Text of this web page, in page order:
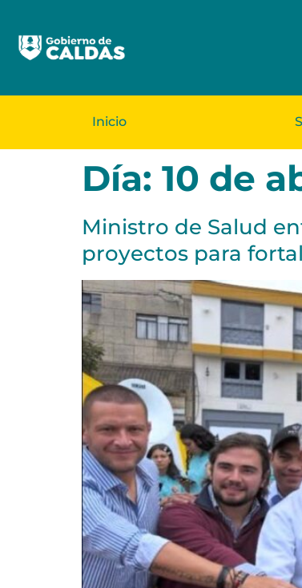
Inicio
Día: 10 de
Ministro de Salud
proyectos para